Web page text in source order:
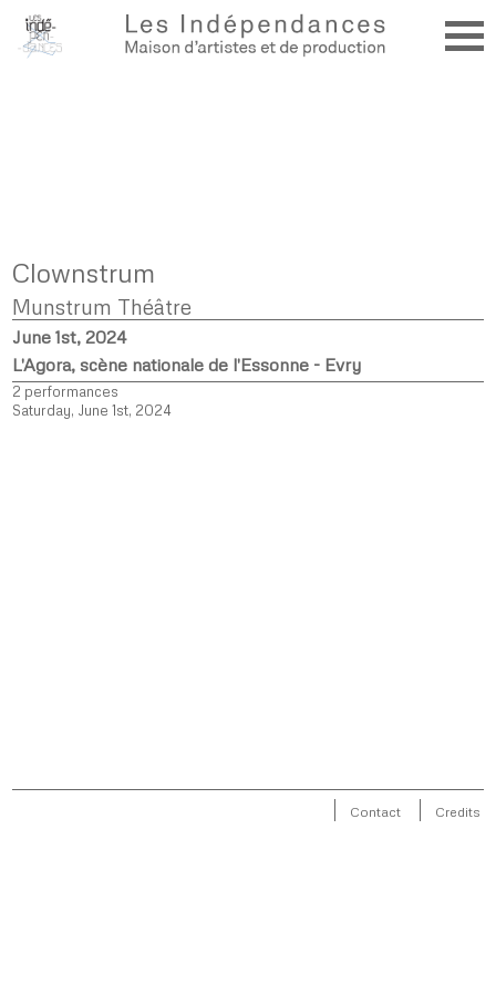
Clownstrum
Munstrum Théâtre
June 1st, 2024
L'Agora, scène nationale de l'Essonne - Evry
2 performances
Saturday, June 1st, 2024
Contact Credits